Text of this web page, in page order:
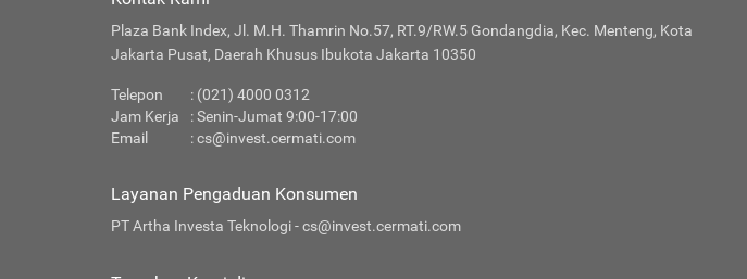
Plaza Bank Index, Jl. M.H. Thamrin No.57, RT.9/RW.5 Gondangdia, Kec. Menteng, Kota
Jakarta Pusat, Daerah Khusus Ibukota Jakarta 10350
Telepon
: (021) 4000 0312
Jam Kerja
: Senin-Jumat 9:00-17:00
Email
:cs@invest.cermati.com
Layanan Pengaduan Konsumen
PT Artha Investa Teknologi -cs@invest.cermati.com